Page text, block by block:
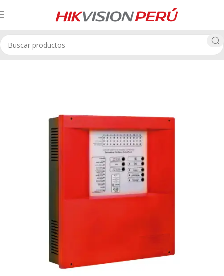
Inicio Alarmas contra Incendio